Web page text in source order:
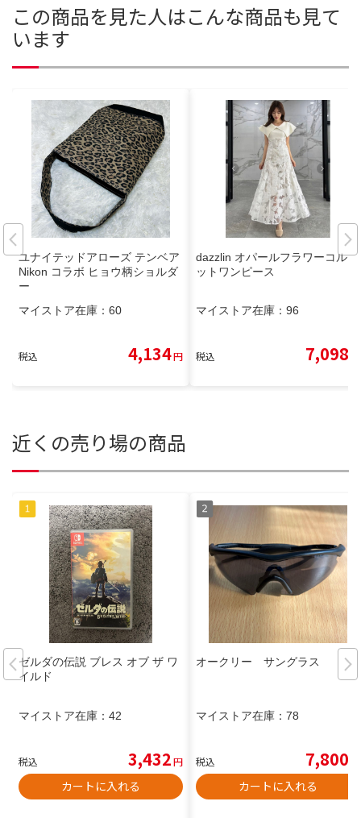
この商品を見た人はこんな商品も見て
います
ユナイテッドアローズ テンベア
Nikon コラボ ヒョウ柄ショルダ
ー
マイストア在庫： 60
税込 4,134円
dazzlin オパールフラワーコルセ
ットワンピース
マイストア在庫： 96
税込 7,098
近くの売り場の商品
ゼルダの伝説 ブレス オブ ザ ワ
イルド
マイストア在庫： 42
税込 3,432円
カートに入れる
オークリー サングラス
マイストア在庫： 78
税込 7,800
カートに入れる